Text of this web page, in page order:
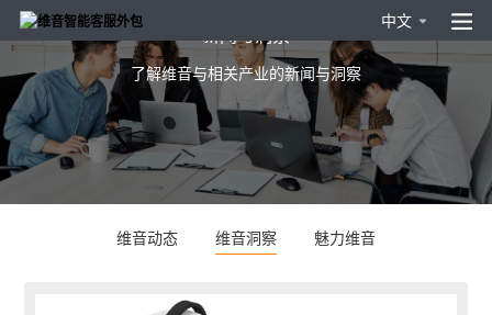
中文
了解维音与相关产业的新闻与洞察
维音动态 维音洞察 魅力维音